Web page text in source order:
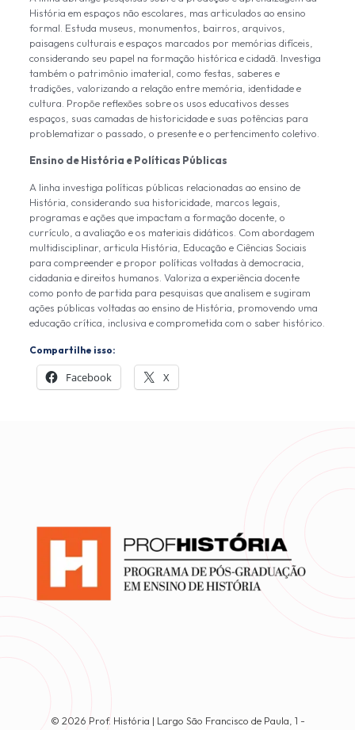
História em espaços não escolares, mas articulados ao ensino
formal. Estuda museus, monumentos, bairros, arquivos,
paisagens culturais e espaços marcados por memórias difíceis,
considerando seu papel na formação histórica e cidadã. Investiga
também o patrimônio imaterial, como festas, saberes e
tradições, valorizando a relação entre memória, identidade e
cultura. Propõe reflexões sobre os usos educativos desses
espaços, suas camadas de historicidade e suas potências para
problematizar o passado, o presente e o pertencimento coletivo.
Ensino de História e Políticas Públicas
A linha investiga políticas públicas relacionadas ao ensino de
História, considerando sua historicidade, marcos legais,
programas e ações que impactam a formação docente, o
currículo, a avaliação e os materiais didáticos. Com abordagem
multidisciplinar, articula História, Educação e Ciências Sociais
para compreender e propor políticas voltadas à democracia,
cidadania e direitos humanos. Valoriza a experiência docente
como ponto de partida para pesquisas que analisem e sugiram
ações públicas voltadas ao ensino de História, promovendo uma
educação crítica, inclusiva e comprometida com o saber histórico.
Compartilhe isso:
Facebook X
© 2026 Prof. História | Largo São Francisco de Paula, 1 -